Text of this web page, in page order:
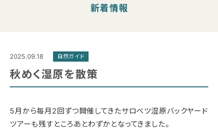
新着情報
2025.09.18 自然ガイド
秋めく湿原を散策
5月から毎月2回ずつ開催してきたサロベツ湿原バックヤード
ツアーも残すところあとわずかとなってきました。